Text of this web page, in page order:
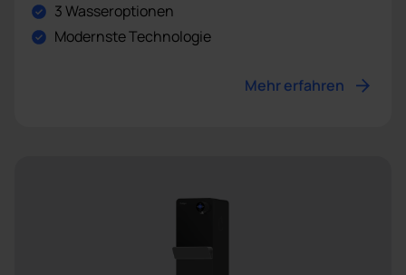
3 Wasseroptionen
Modernste Technologie
Mehr erfahren